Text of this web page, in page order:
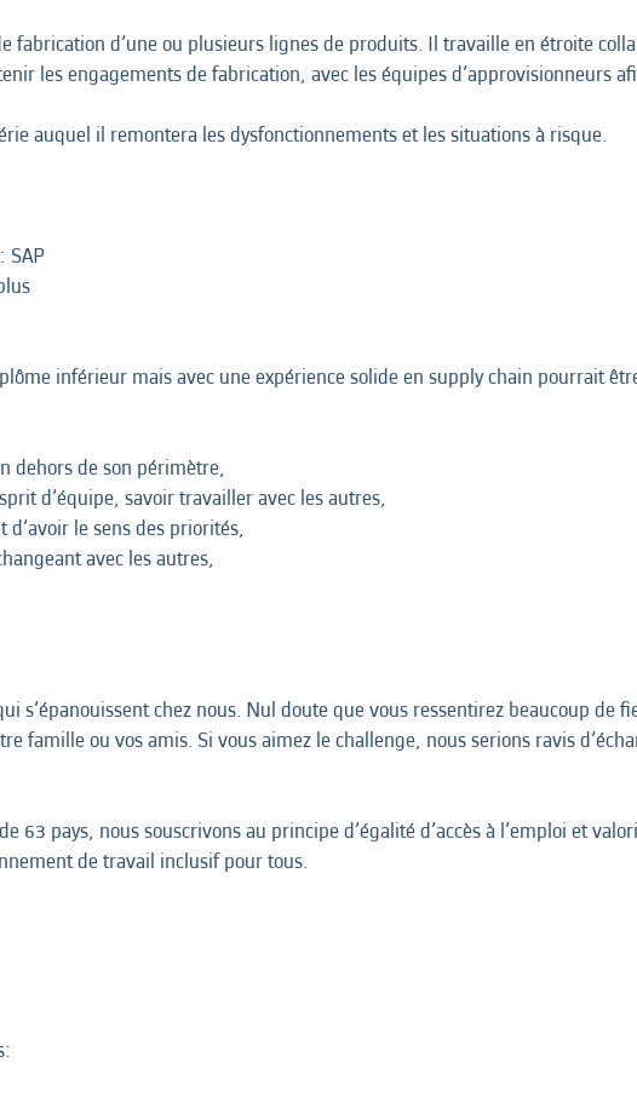
fabrication d’une ou plusieurs lignes de produits. Il travaille en étroite
les engagements de fabrication, avec les équipes d’approvisionneurs
auquel il remontera les dysfonctionnements et les situations à risque.
SAP
inférieur mais avec une expérience solide en supply chain pourrait
dehors de son périmètre,
d’équipe, savoir travailler avec les autres,
d’avoir le sens des priorités,
avec les autres,
s’épanouissent chez nous. Nul doute que vous ressentirez beaucoup de
famille ou vos amis. Si vous aimez le challenge, nous serions ravis
63 pays, nous souscrivons au principe d’égalité d’accès à l’emploi et
de travail inclusif pour tous.